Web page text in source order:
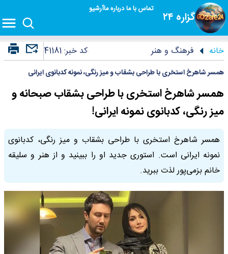
گزاره ۲۴
تماس با مادرباره ماآرشیو
خانه فرهنگ و هنر کد خبر:41181
همسر شاهرخ استخری با طراحی بشقاب و میز رنگی، نمونه کدبانوی ایرانی
همسر شاهرخ استخری با طراحی بشقاب صبحانه و
میز رنگی، کدبانوی نمونه ایرانی!
همسر شاهرخ استخری با طراحی بشقاب و میز رنگی، کدبانوی
نمونه ایرانی است. استوری جدید او را ببینید و از هنر و سلیقه
خانم بزمی‌پور لذت ببرید.